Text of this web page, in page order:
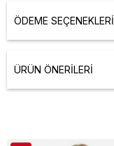
ÖDEME SEÇENEKLERI
ÜRÜN ÖNERILERI